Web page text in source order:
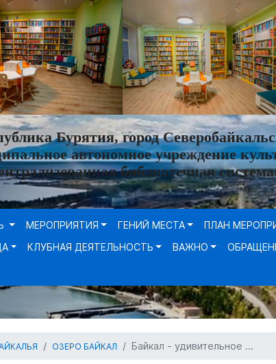
Бурятия, город
автономное учреждение
библиотечная
МЕРОПРИЯТИЯ ГЕНИЙ МЕСТА
ПЛАН
КЛУБНАЯ ДЕЯТЕЛЬНОСТЬ ВАЖНО
ОЗЕРО БАЙКАЛ Байкал - удивительное ...